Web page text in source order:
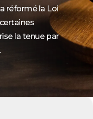
réformé la Loi
la tenue par